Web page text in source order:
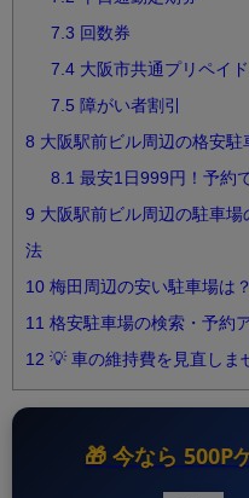
7.3 回数券
7.4 大阪市共通プリペイ
7.5 障がい者割引
8 大阪駅前ビル周辺の格安
8.1 最安1日999円！予約
9 大阪駅前ビル周辺の駐車
法
10 梅田周辺の安い駐車場は？
11 格安駐車場の検索・予約
12 💡 車の維持費を見直しま
🎁 今なら 500P